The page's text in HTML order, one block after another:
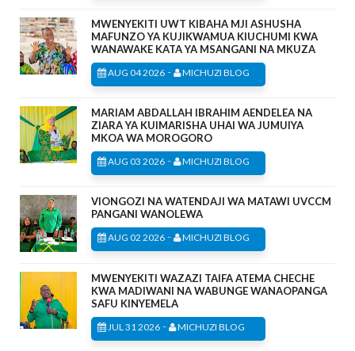
MWENYEKITI UWT KIBAHA MJI ASHUSHA
MAFUNZO YA KUJIKWAMUA KIUCHUMI KWA
WANAWAKE KATA YA MSANGANI NA MKUZA
AUG 04 2026 - MICHUZI BLOG
MARIAM ABDALLAH IBRAHIM AENDELEA NA
ZIARA YA KUIMARISHA UHAI WA JUMUIYA
MKOA WA MOROGORO
AUG 03 2026 - MICHUZI BLOG
VIONGOZI NA WATENDAJI WA MATAWI UVCCM
PANGANI WANOLEWA
AUG 02 2026 - MICHUZI BLOG
MWENYEKITI WAZAZI TAIFA ATEMA CHECHE
KWA MADIWANI NA WABUNGE WANAOPANGA
SAFU KINYEMELA
JUL 31 2026 - MICHUZI BLOG